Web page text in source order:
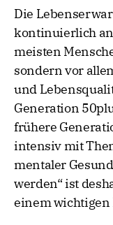
Die
kontinuierlich
meisten
sondern vor
und
Generation
frühere
intensiv mit
mentaler
werden“ ist
einem wichtigen